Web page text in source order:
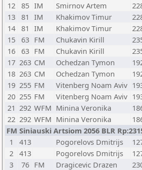
12 85 IM Smirnov Artem
13 81 IM Khakimov Timur
14 81 IM Khakimov Timur
15
63 FM Chukavin Kirill
16 63 FM Chukavin Kirill
17 263 CM Ochedzan Tymon
18 263 CM Ochedzan Tymon
19 255 FM Vitenberg Noam Aviv
20 255 FM Vitenberg Noam Aviv
21 292 WFM Minina Veronika
22 292 WFM Minina Veronika
FM Siniauski Artsiom 2056 BLR
1
413 Pogorelovs Dmitrijs
2 413 Pogorelovs Dmitrijs
3
76 FM Dragicevic Drazen